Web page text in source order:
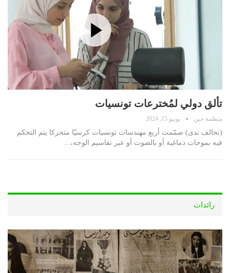
تألق دولي لمُخترعات تونسيات
منظمة جين يونيو 15, 2024
(تحالف ندى) صمّمت أربع مهندسات تونسيات كرسيّا متحركا يتم التحكم
فيه بموجات دماغية أو بالصوت أو عبر تقاسيم الوجه،…
رائدات